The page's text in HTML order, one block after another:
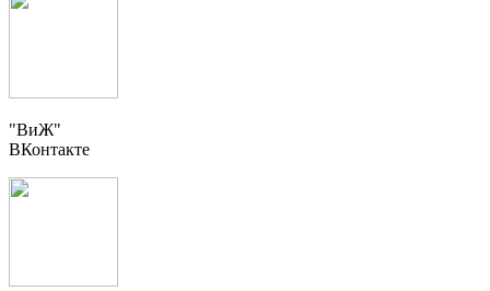
"ВиЖ"
ВКонтакте